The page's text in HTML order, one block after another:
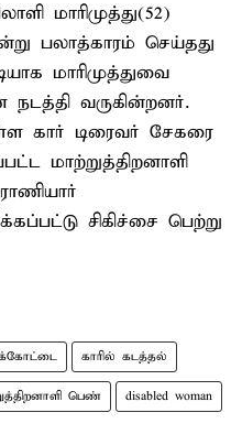
மாரிமுத்து(52)
பலாத்காரம் செய்தது
மாரிமுத்துவை
நடத்தி வருகின்றனர்.
கார் டிரைவர் சேகரை
மாற்றுத்திறனாளி
சிகிச்சை பெற்று
காரில் கடத்தல்
பெண் disabled woman